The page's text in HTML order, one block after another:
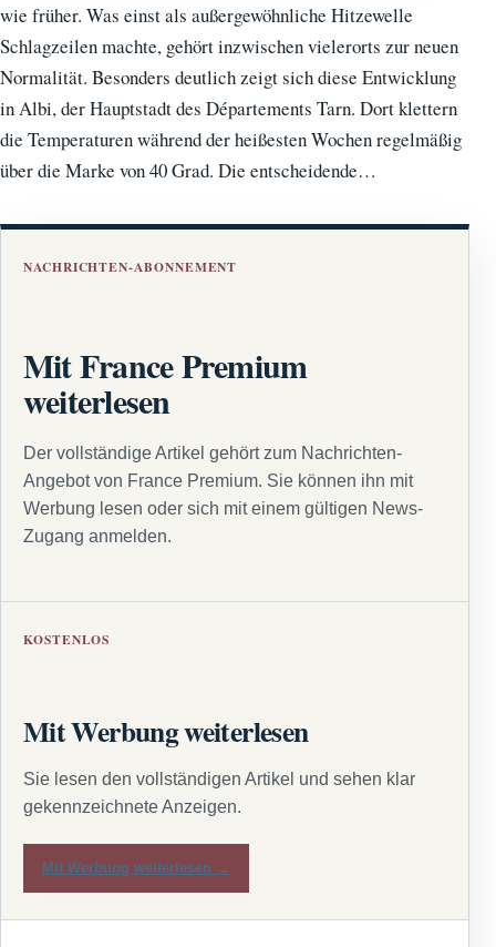
wie früher. Was einst als außergewöhnliche Hitzewelle
Schlagzeilen machte, gehört inzwischen vielerorts zur neuen
Normalität. Besonders deutlich zeigt sich diese Entwicklung
in Albi, der Hauptstadt des Départements Tarn. Dort klettern
die Temperaturen während der heißesten Wochen regelmäßig
über die Marke von 40 Grad. Die entscheidende…
NACHRICHTEN-ABONNEMENT
Mit France Premium
weiterlesen
Der vollständige Artikel gehört zum Nachrichten-
Angebot von France Premium. Sie können ihn mit
Werbung lesen oder sich mit einem gültigen News-
Zugang anmelden.
KOSTENLOS
Mit Werbung weiterlesen
Sie lesen den vollständigen Artikel und sehen klar
gekennzeichnete Anzeigen.
Mit Werbung weiterlesen →